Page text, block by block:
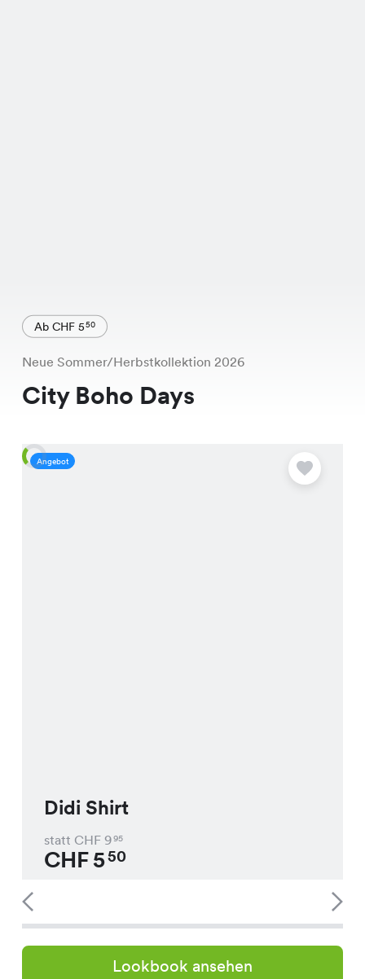
Ab CHF 550
Neue Sommer/Herbstkollektion 2026
City Boho Days
Angebot
Didi Shirt
statt CHF 995
CHF550
Lookbook ansehen